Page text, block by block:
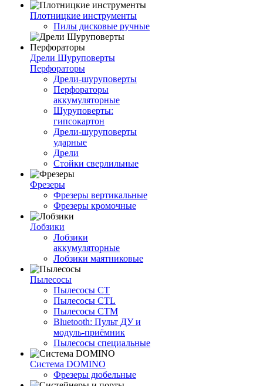
Плотницкие инструменты
Пилы дисковые ручные
Дрели Шуруповерты
Перфораторы
Дрели-шуруповерты
Перфораторы
аккумуляторные
Шуруповерты:
гипсокартон
Дрели-шуруповерты
ударные
Дрели
Стойки сверлильные
Фрезеры
Фрезеры вертикальные
Фрезеры кромочные
Лобзики
Лобзики
аккумуляторные
Лобзики маятниковые
Пылесосы
Пылесосы CT
Пылесосы CTL
Пылесосы CTM
Bluetooth: Пульт ДУ и
модуль-приёмник
Пылесосы специальные
Система DOMINO
Фрезеры дюбельные